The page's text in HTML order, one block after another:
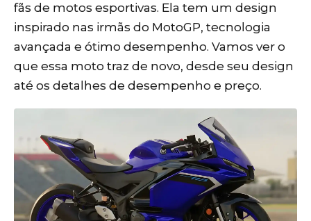
fãs de motos esportivas. Ela tem um design
inspirado nas irmãs do MotoGP, tecnologia
avançada e ótimo desempenho. Vamos ver o
que essa moto traz de novo, desde seu design
até os detalhes de desempenho e preço.